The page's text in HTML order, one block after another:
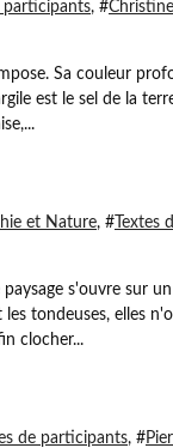
participants, #
Sa couleur
est le sel de la
et Nature, # Textes
s'ouvre sur
tondeuses, elles
clocher...
de participants, #